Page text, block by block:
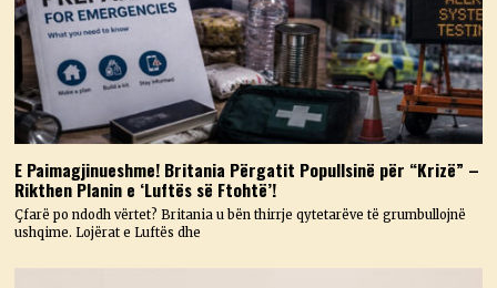
E Paimagjinueshme! Britania Përgatit Popullsinë për “Krizë” –
Rikthen Planin e ‘Luftës së Ftohtë’!
Çfarë po ndodh vërtet? Britania u bën thirrje qytetarëve të grumbullojnë
ushqime. Lojërat e Luftës dhe